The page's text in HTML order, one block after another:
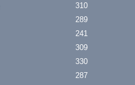
310
289
241
309
330
287